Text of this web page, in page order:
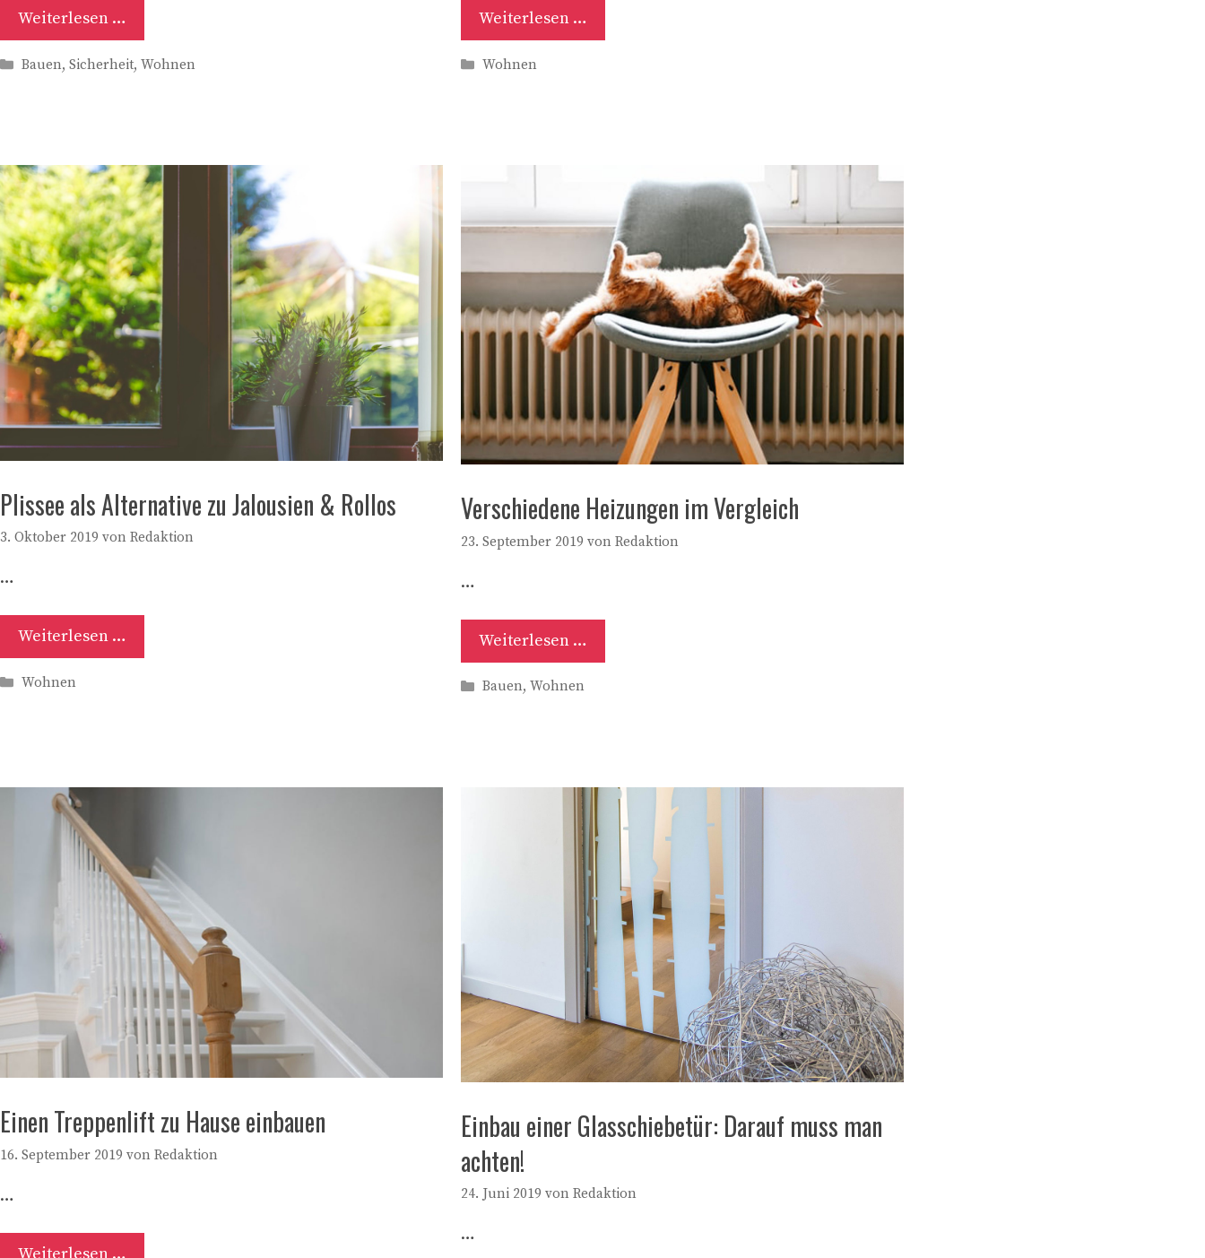
Weiterlesen …
Kategorien
Bauen,Sicherheit,Wohnen
Weiterlesen …
Kategorien
Wohnen
Plissee als Alternative zu Jalousien & Rollos
3. Oktober 2019 von Redaktion
…
Weiterlesen …
Kategorien
Wohnen
Verschiedene Heizungen im Vergleich
23. September 2019 von Redaktion
…
Weiterlesen …
Kategorien
Bauen,Wohnen
Einen Treppenlift zu Hause einbauen
16. September 2019 von Redaktion
…
Weiterlesen …
Einbau einer Glasschiebetür: Darauf muss man
achten!
24. Juni 2019 von Redaktion
…